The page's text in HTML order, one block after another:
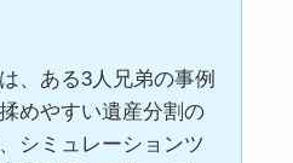
、ある3人兄弟の事例
めやすい遺産分割の
シミュレーションツ